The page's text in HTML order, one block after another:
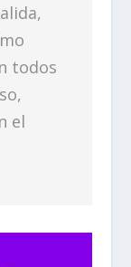
todos
el